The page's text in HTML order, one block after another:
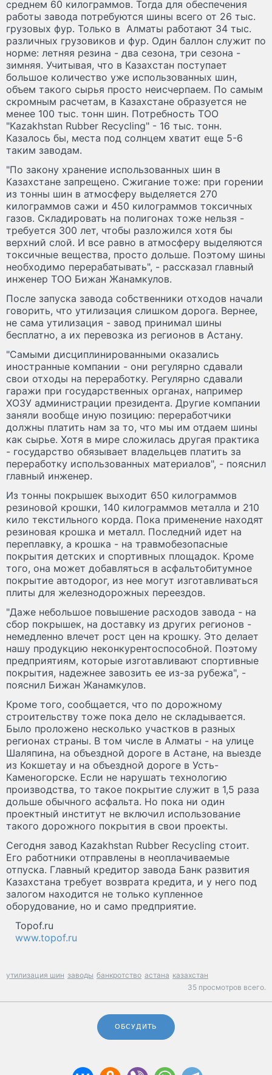
среднем 60 килограммов. Тогда для обеспечения
работы завода потребуются шины всего от 26 тыс.
грузовых фур. Только в Алматы работают 34 тыс.
различных грузовиков и фур. Один баллон служит по
норме: летняя резина - два сезона, три сезона -
зимняя. Учитывая, что в Казахстан поступает
большое количество уже использованных шин,
объем такого сырья просто неисчерпаем. По самым
скромным расчетам, в Казахстане образуется не
менее 100 тыс. тонн шин. Потребность ТОО
"Kazakhstan Rubber Recycling" - 16 тыс. тонн.
Казалось бы, места под солнцем хватит еще 5-6
таким заводам.
"По закону хранение использованных шин в
Казахстане запрещено. Сжигание тоже: при горении
из тонны шин в атмосферу выделяется 270
килограммов сажи и 450 килограммов токсичных
газов. Складировать на полигонах тоже нельзя -
требуется 300 лет, чтобы разложился хотя бы
верхний слой. И все равно в атмосферу выделяются
токсичные вещества, просто дольше. Поэтому шины
необходимо перерабатывать", - рассказал главный
инженер ТОО Бижан Жанамкулов.
После запуска завода собственники отходов начали
говорить, что утилизация слишком дорога. Вернее,
не сама утилизация - завод принимал шины
бесплатно, а их перевозка из регионов в Астану.
"Самыми дисциплинированными оказались
иностранные компании - они регулярно сдавали
свои отходы на переработку. Регулярно сдавали
гаражи при государственных органах, например
ХОЗУ администрации президента. Другие компании
заняли вообще иную позицию: переработчики
должны платить нам за то, что мы им отдаем шины
как сырье. Хотя в мире сложилась другая практика
- государство обязывает владельцев платить за
переработку использованных материалов", - пояснил
главный инженер.
Из тонны покрышек выходит 650 килограммов
резиновой крошки, 140 килограммов металла и 210
кило текстильного корда. Пока применение находят
резиновая крошка и металл. Последний идет на
переплавку, а крошка - на травмобезопасные
покрытия детских и спортивных площадок. Кроме
того, она может добавляться в асфальтобитумное
покрытие автодорог, из нее могут изготавливаться
плиты для железнодорожных переездов.
"Даже небольшое повышение расходов завода - на
сбор покрышек, на доставку из других регионов -
немедленно влечет рост цен на крошку. Это делает
нашу продукцию неконкурентоспособной. Поэтому
предприятиям, которые изготавливают спортивные
покрытия, надежнее завозить ее из-за рубежа", -
пояснил Бижан Жанамкулов.
Кроме того, сообщается, что по дорожному
строительству тоже пока дело не складывается.
Было проложено несколько участков в разных
регионах страны. В том числе в Алматы - на улице
Шаляпина, на объездной дороге в Астане, на выезде
из Кокшетау и на объездной дороге в Усть-
Каменогорске. Если не нарушать технологию
производства, то такое покрытие служит в 1,5 раза
дольше обычного асфальта. Но пока ни один
проектный институт не включил использование
такого дорожного покрытия в свои проекты.
Сегодня завод Kazakhstan Rubber Recycling стоит.
Его работники отправлены в неоплачиваемые
отпуска. Главный кредитор завода Банк развития
Казахстана требует возврата кредита, и у него под
залогом находится не только купленное
оборудование, но и само предприятие.
Topof.ru
www.topof.ru
утилизация шин заводы банкротство астана казахстан
35 просмотров всего.
ОБСУДИТЬ